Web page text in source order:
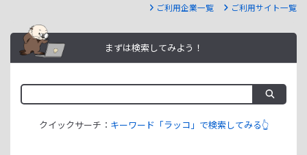
ご利用企業一覧 ご利用サイト一覧
まずは検索してみよう！
クイックサーチ： キーワード「ラッコ」で検索してみる👆